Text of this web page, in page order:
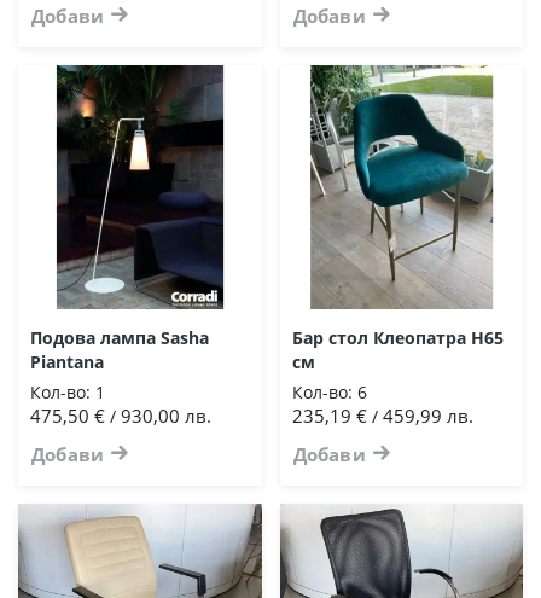
Добави
Добави
Подова лампа Sasha
Piantana
Кол-во: 1
475,50 € / 930,00 лв.
Добави
Бар стол Клеопатра H65
см
Кол-во: 6
235,19 €/ 459,99 лв.
Добави